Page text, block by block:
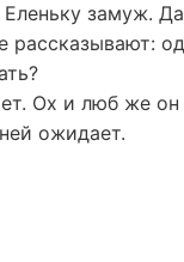
замуж. Да
рассказывают:
Ох и люб же он
ожидает.